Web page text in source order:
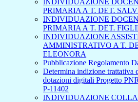
INDIVIDUAZIONE
PRIMARIA A T. DET.
INDIVIDUAZIONE
PRIMARIA A T. DET.
INDIVIDUAZIONE
AMMINISTRATIVO A T.
ELEONORA
Pubblicazione Regolamento
Determina indizione trattativa
dotazioni digitali Progetto
P-11402
INDIVIDUAZIONE